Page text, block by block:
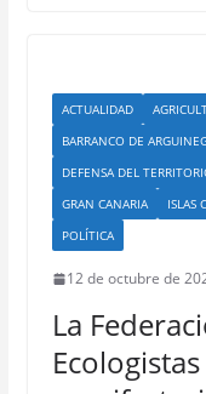
ACTUALIDAD
BARRANCO DE
DEFENSA DEL
GRAN CANARIA
ISLAS
POLÍTICA
12 de octubre de
La